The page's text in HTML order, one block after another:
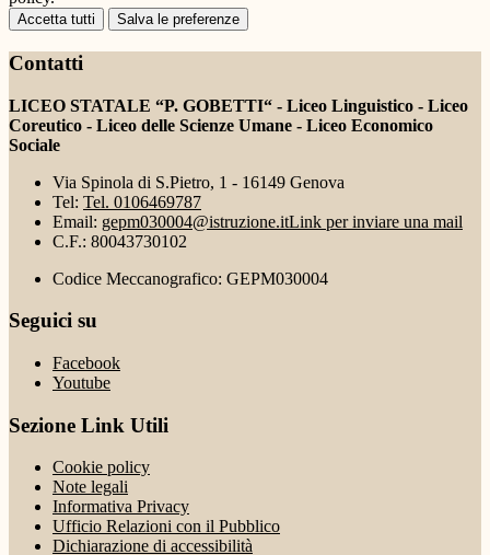
Accetta tutti Salva le preferenze
Contatti
LICEO STATALE “P. GOBETTI“ - Liceo Linguistico - Liceo
Coreutico - Liceo delle Scienze Umane - Liceo Economico
Sociale
Via Spinola di S.Pietro, 1 - 16149 Genova
Tel: Tel. 0106469787
Email: gepm030004@istruzione.itLink per inviare una mail
C.F.: 80043730102
Codice Meccanografico: GEPM030004
Seguici su
Facebook
Youtube
Sezione Link Utili
Cookie policy
Note legali
Informativa Privacy
Ufficio Relazioni con il Pubblico
Dichiarazione di accessibilità